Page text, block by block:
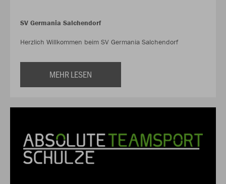
SV Germania Salchendorf
Herzlich Willkommen beim SV Germania Salchendorf
MEHR LESEN